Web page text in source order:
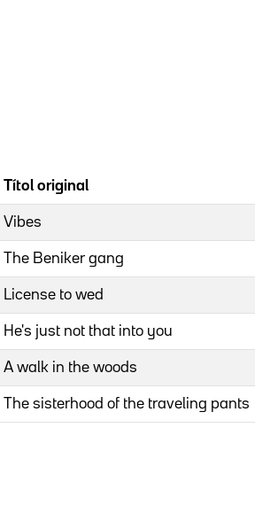
Títol original
Vibes
The Beniker gang
License to wed
He's just not that into you
A walk in the woods
The sisterhood of the traveling pants